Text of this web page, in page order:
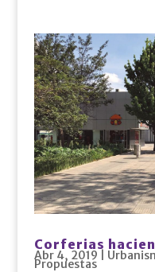
Corferias
Abr 4, 2019
Propuestas